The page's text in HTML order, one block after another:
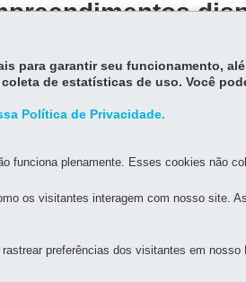
da Cohapar previstos
MAPA DO SITE
DO PARANÁ - COHAPAR
para garantir seu funcionamento,
de estatísticas de uso. Você
Política de Privacidade.
funciona plenamente. Esses cookies não
os visitantes interagem com nosso site.
preferências dos visitantes em